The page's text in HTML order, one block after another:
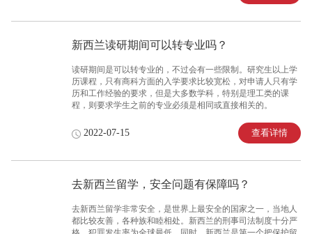
新西兰读研期间可以转专业吗？
读研期间是可以转专业的，不过会有一些限制。研究生以上学
历课程，只有商科方面的入学要求比较宽松，对申请人只有学
历和工作经验的要求，但是大多数学科，特别是理工类的课
程，则要求学生之前的专业必须是相同或直接相关的。
2022-07-15 查看详情
去新西兰留学，安全问题有保障吗？
去新西兰留学非常安全，是世界上最安全的国家之一，当地人
都比较友善，各种族和睦相处。新西兰的刑事司法制度十分严